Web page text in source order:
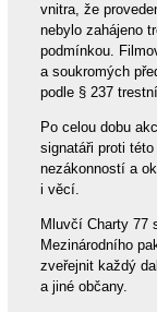
vnitra, že
nebylo zahájeno
podmínkou.
a soukromých
podle § 237
Po celou dobu
signatáři proti
nezákonností a
i věcí.
Mluvčí Charty 77
Mezinárodního
zveřejnit každý
a jiné občany.